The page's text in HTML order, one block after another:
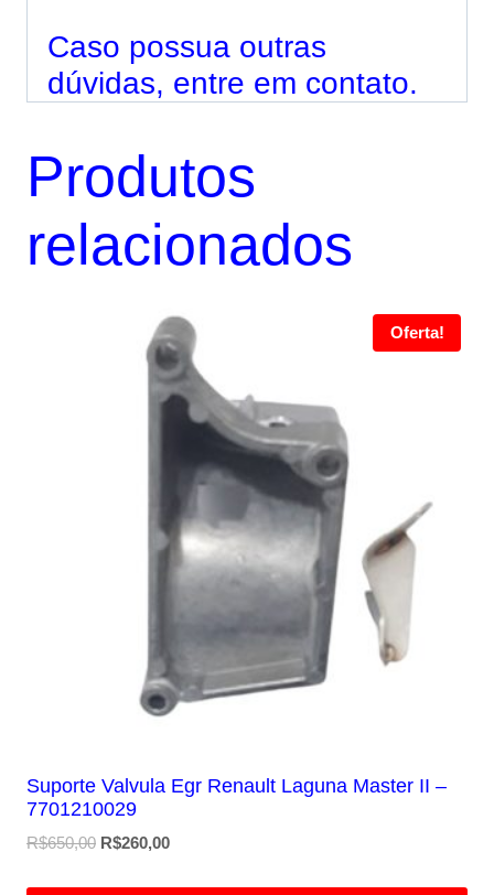
Caso possua outras
dúvidas, entre em contato.
Produtos
relacionados
Oferta!
Suporte Valvula Egr Renault Laguna Master II –
7701210029
R$650,00 O
R$260,00O